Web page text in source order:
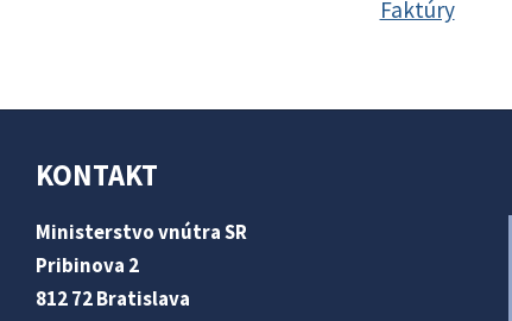
Faktúry
KONTAKT
Ministerstvo vnútra SR
Pribinova 2
812 72 Bratislava